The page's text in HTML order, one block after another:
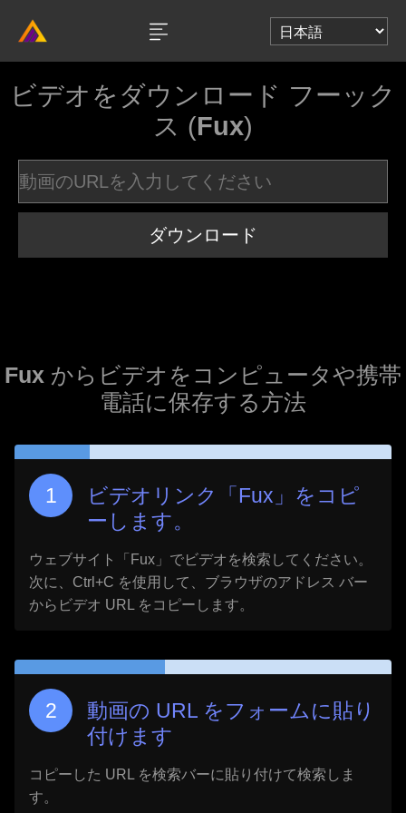
ビデオをダウンロード フーック
ス (Fux)
ダウンロード
Fux からビデオをコンピュータや携帯
電話に保存する方法
ビデオリンク「Fux 」をコピ
ーします。
ウェブサイト「 Fux 」でビデオを検索してください。
次に、Ctrl+C を使用して、ブラウザのアドレス バー
からビデオ URL をコピーします。
動画の URL をフォームに貼り
付けます
コピーした URL を検索バーに貼り付けて検索しま
す。